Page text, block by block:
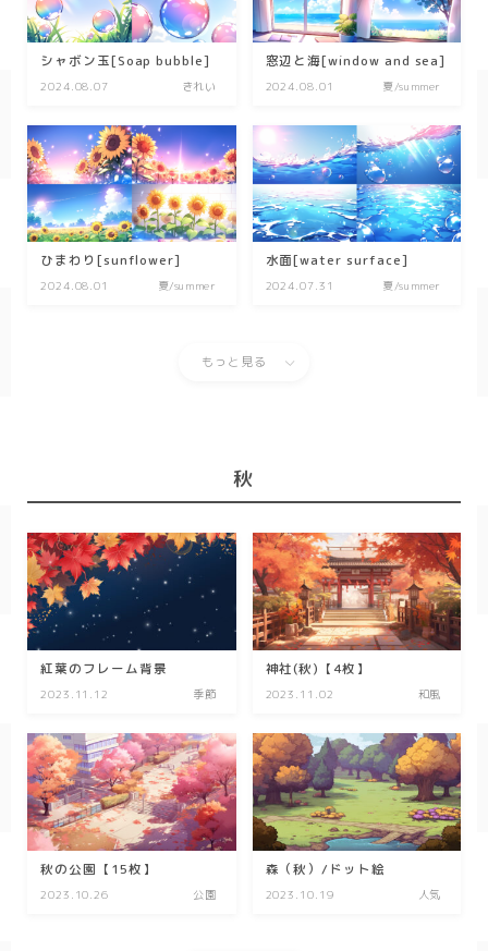
田舎
病院
神社/寺院
街
SF/ファンタジー
サイバー
シャボン玉[Soap bubble]
2024.08.07 きれい
窓辺と海[window and sea]
2024.08.01 夏/summer
ひまわり[sunflower]
2024.08.01 夏/summer
水面[water surface]
2024.07.31 夏/summer
もっと見る
秋
紅葉のフレーム背景
2023.11.12 季節
神社(秋)【4枚】
2023.11.02 和風
秋の公園【15枚】
2023.10.26 公園
森（秋）/ドット絵
2023.10.19 人気